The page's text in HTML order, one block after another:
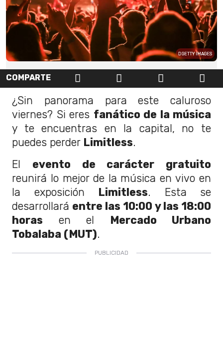
GETTY IMAGES
COMPARTE
¿Sin panorama para este caluroso
viernes? Si eres fanático de la música
y te encuentras en la capital, no te
puedes perder Limitless.
El evento de carácter gratuito
reunirá lo mejor de la música en vivo en
la exposición Limitless. Esta se
desarrollará entre las 10:00 y las 18:00
horas en el Mercado Urbano
Tobalaba (MUT).